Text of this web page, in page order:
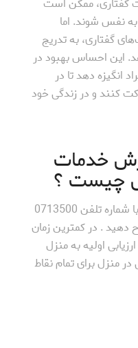
گفتاری، ممکن است
نفس شوند. اما
گفتاری، به تدریج
این احساس بهبود در
انگیزه دهد تا در
کنند و در زندگی خود
خدمات
چیست ؟
برای سفارش گفتاردرمانی در منزل با شماره تلفن 0713500
دهید . در کمترین زمان
اولیه به منزل
منزل برای تمام نقاط